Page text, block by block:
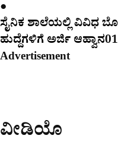
●
ಸೈನಿಕ ಶಾಲೆಯಲ್ಲಿ ವಿವಿಧ
ಹುದ್ದೆಗಳಿಗೆ ಅರ್ಜಿ ಆಹ್ವಾನ
Advertisement
ವೀಡಿಯೊ